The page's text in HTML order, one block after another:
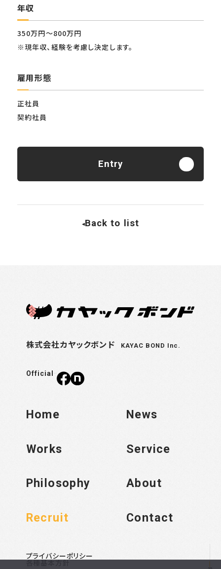
年収
350万円〜800万円
※現年収、経験を考慮し決定します。
雇用形態
正社員
契約社員
Entry
Back to list
株式会社カヤックボンド KAYAC BOND Inc.
Official
Home News
Works Service
Philosophy About
Recruit Contact
プライバシーポリシー
各種基本方針